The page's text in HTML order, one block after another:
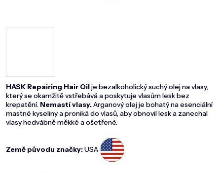
HASK Repairing Hair Oilje bezalkoholický suchý olej na vlasy,
který se okamžitě vstřebává a poskytuje vlasům lesk bez
krepatění. Nemastí vlasy.Arganový olej je bohatý na esenciální
mastné kyseliny a proniká do vlasů, aby obnovil lesk a zanechal
vlasy hedvábně měkké a ošetřené.
Země původu značky:USA